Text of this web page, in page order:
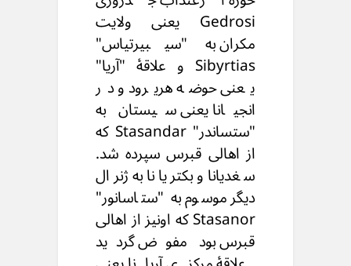
Gedrosi یعنی ولایت
مکران به "سیبیرتیاس"
Sibyrtias و علاقۀ "آریا"
یعنی حوضه هریرود و در
انجیانا یعنی سیستان به
"ستساندر" Stasandar که
از اهالی قبرس سپرده شد.
سغدیانا و بکتریانا به ژنرال
دیگر موسوم به "ستاسانور"
Stasanor که اونیز از اهالی
قبرس بود مفوض گردید